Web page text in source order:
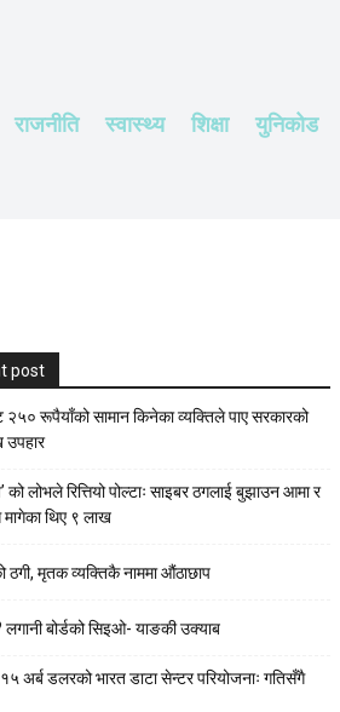
राजनीति स्वास्थ्य शिक्षा युनिकोड
post
२५० रूपैयाँको सामान किनेका व्यक्तिले पाए सरकारको
को लोभले रित्तियो पोल्टाः साइबर ठगलाई बुझाउन आमा र
मागेका थिए ९ लाख
ठगी, मृतक व्यक्तिकै नाममा औंठाछाप
बोर्डको सिइओ- याङकी उक्याब
अर्ब डलरको भारत डाटा सेन्टर परियोजनाः गतिसँगै